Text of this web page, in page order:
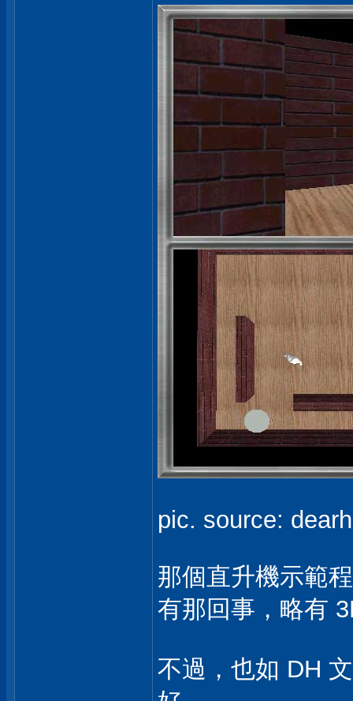
pic. source:
那個直升機示範
有那回事，略有
不過，也如 DH